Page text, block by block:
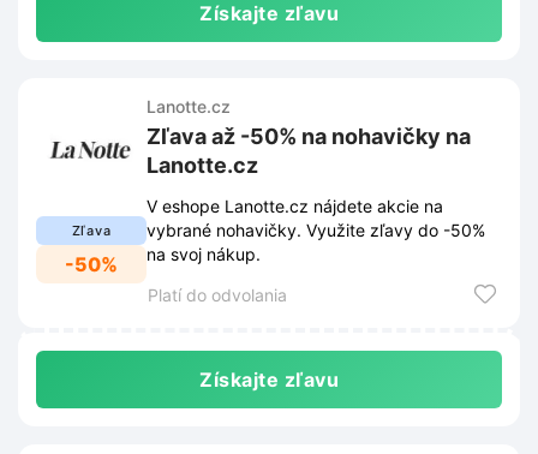
Získajte zľavu
Zľava
-50%
Lanotte.cz
Zľava až -50% na nohavičky na
Lanotte.cz
V eshope Lanotte.cz nájdete akcie na
vybrané nohavičky. Využite zľavy do -50%
na svoj nákup.
Platí do odvolania
Získajte zľavu